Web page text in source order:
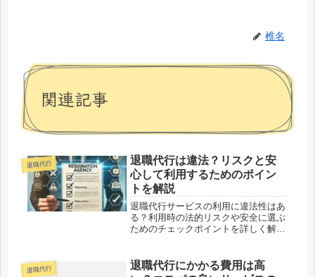
椎名
関連記事
退職代行
退職代行は違法？リスクと安
心して利用するためのポイン
トを解説
退職代行サービスの利用に違法性はあ
る？利用時の法的リスクや安全に選ぶ
ためのチェックポイントを詳しく解
退職代行
退職代行にかかる費用は高